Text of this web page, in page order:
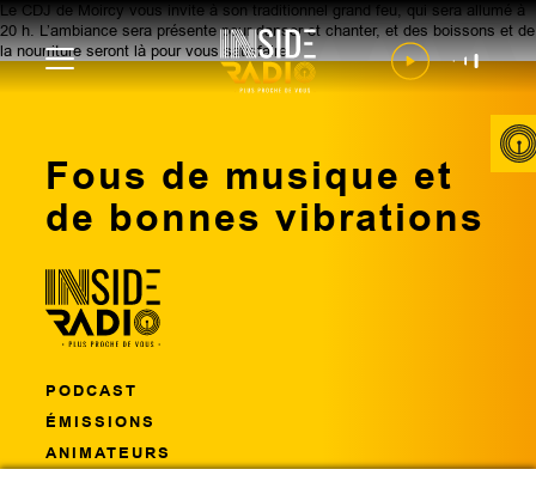
Le CDJ de Moircy vous invite à son traditionnel grand feu, qui sera allumé à
20 h. L’ambiance sera présente pour danser et chanter, et des boissons et de
la nourriture seront là pour vous satisfaire.
Fous de musique et
de bonnes vibrations
PODCAST
ÉMISSIONS
ANIMATEURS